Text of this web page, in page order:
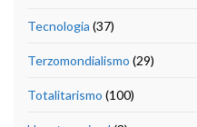
Tecnologia (37)
Terzomondialismo (29)
Totalitarismo (100)